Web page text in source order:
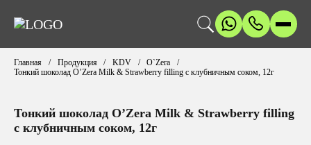
Главная Продукция KDV
O`Zera
Тонкий шоколад O’Zera Milk & Strawberry filling с клубничным соком, 12г
Тонкий шоколад O’Zera Milk & Strawberry filling
с клубничным соком, 12г